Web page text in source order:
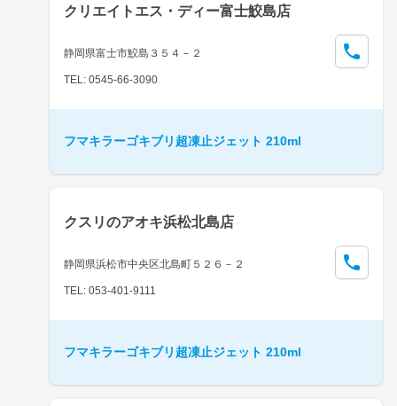
クリエイトエス・ディー富士鮫島店
静岡県富士市鮫島３５４－２
TEL: 0545-66-3090
フマキラーゴキブリ超凍止ジェット 210ml
クスリのアオキ浜松北島店
静岡県浜松市中央区北島町５２６－２
TEL: 053-401-9111
フマキラーゴキブリ超凍止ジェット 210ml